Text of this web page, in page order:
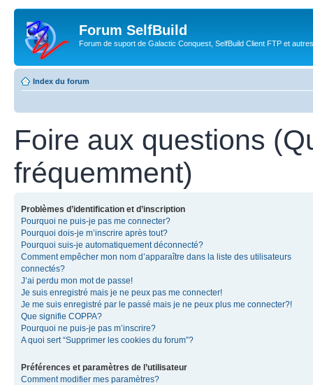
Forum SelfBuild
Forum de suport de Galactic Conquest, SelfBuild Client FTP et
Index du forum
Foire aux questions
fréquemment)
Problèmes d’identification et d’inscription
Pourquoi ne puis-je pas me connecter?
Pourquoi dois-je m’inscrire après tout?
Pourquoi suis-je automatiquement déconnecté?
Comment empêcher mon nom d’apparaître dans la liste des utilisateurs
connectés?
J’ai perdu mon mot de passe!
Je suis enregistré mais je ne peux pas me connecter!
Je me suis enregistré par le passé mais je ne peux plus me connecter?!
Que signifie COPPA?
Pourquoi ne puis-je pas m’inscrire?
A quoi sert “Supprimer les cookies du forum”?
Préférences et paramètres de l’utilisateur
Comment modifier mes paramètres?